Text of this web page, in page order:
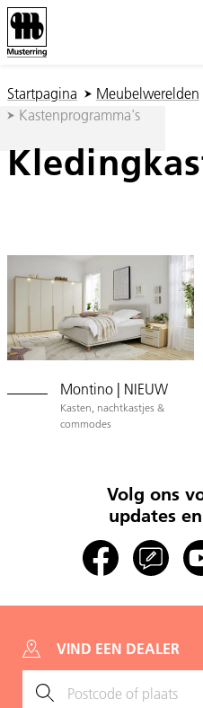
U ben hier:
Startpagina Meubelwerelden
Kastenprogramma's
Montino | NIEUW
Kasten, nachtkastjes &
commodes
Volg ons
updates
VIND EEN DEALER